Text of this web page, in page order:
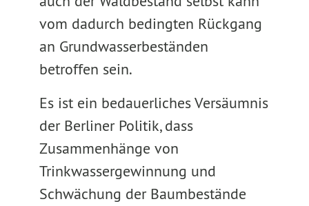
vom dadurch bedingten Rückgang
an Grundwasserbeständen
betroffen sein.
Es ist ein bedauerliches Versäumnis
der Berliner Politik, dass
Zusammenhänge von
Trinkwassergewinnung und
Schwächung der Baumbestände